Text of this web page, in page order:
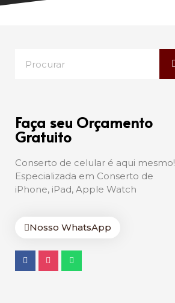
Faça seu Orçamento
Gratuito
Conserto de celular é aqui mesmo!
Especializada em Conserto de
iPhone, iPad, Apple Watch
Nosso WhatsApp